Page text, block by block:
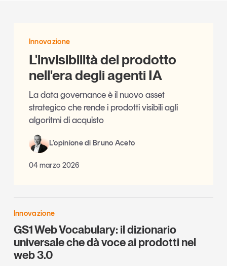
Innovazione
L'invisibilità del prodotto
nell'era degli agenti IA
La data governance è il nuovo asset
strategico che rende i prodotti visibili agli
algoritmi di acquisto
L’opinione di Bruno Aceto
04 marzo 2026
Innovazione
GS1 Web Vocabulary: il dizionario
universale che dà voce ai prodotti nel
web 3.0